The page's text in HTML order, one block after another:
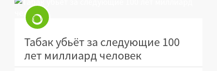
Табак убьёт за следующие 100
лет миллиард человек